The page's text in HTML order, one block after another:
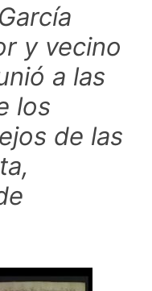
y vecino
a las
los
de las